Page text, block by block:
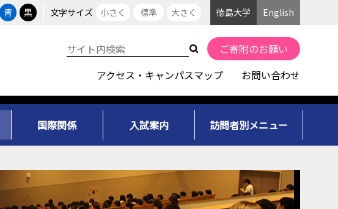
青 黒 文字サイズ 小さく 標準 大きく 徳島大学 English
ご寄附のお願い
アクセス・キャンパスマップ
お問い合わせ
国際関係 入試案内 訪問者別メニュー